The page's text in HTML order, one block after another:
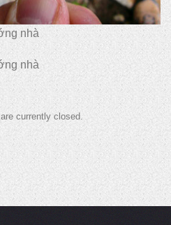
nhà
nhà
currently closed.